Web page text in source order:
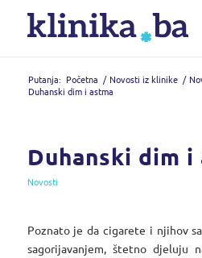
Putanja: Početna / Novosti iz klinike /
Duhanski dim i astma
Duhanski dim i
Novosti
Poznato je da cigarete i njihov
sagorijavanjem, štetno djeluju